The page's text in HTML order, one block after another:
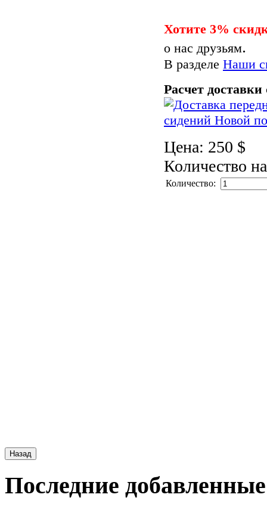
Хотите 3%
о нас друзьям.
В разделе Наши
Расчет доставки
Цена: 250 $
Количество
Количество:
Последние добавленные